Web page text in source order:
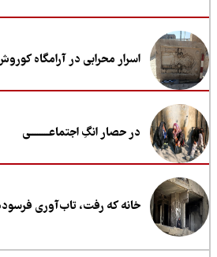
اسرار محرابی در آرامگاه کوروش
در حصار انگِ اجتماعــــــــی
خانه که رفت، تاب‌آوری فرسوده شد